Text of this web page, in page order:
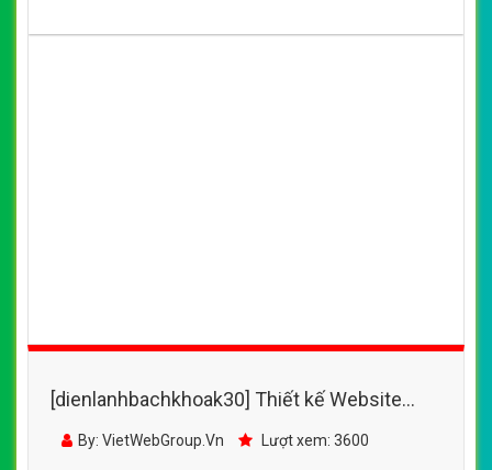
web vệ sinh điều hòa -
By: VietWebGroup.Vn Lượt xem: 3400
Công ty VietWeb thiết kế website web vệ sinh điều hòa
wwwdienlanhtanvietcom chuẩn SEO Google theo